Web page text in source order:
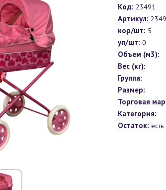
Код: 23491
Артикул:
кор/шт: 5
уп/шт: 0
Объем (м3):
Вес (кг):
Группа:
Размер:
Торговая
Категория:
Остаток: есть